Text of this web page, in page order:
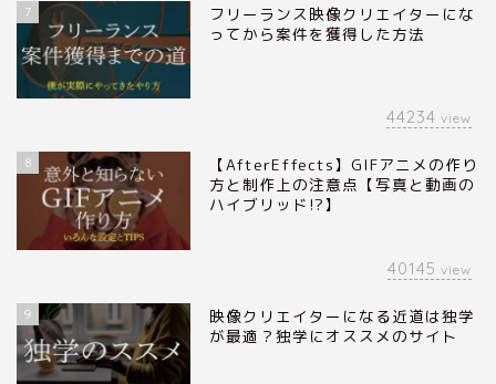
7
フリーランス映像クリエイターにな
ってから案件を獲得した方法
44234 view
8
【AfterEffects】GIFアニメの作り
方と制作上の注意点【写真と動画の
ハイブリッド!?】
40145 view
9
映像クリエイターになる近道は独学
が最適？独学にオススメのサイト